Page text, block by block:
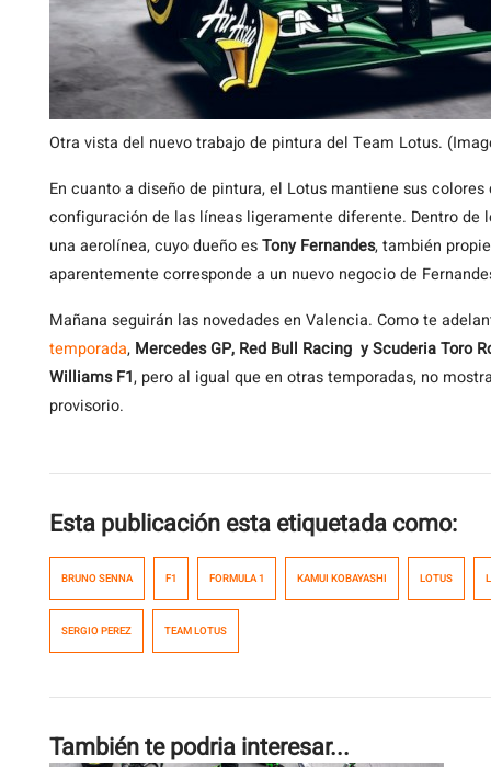
Otra vista del nuevo trabajo de pintura del Team Lotus.
En cuanto a diseño de pintura, el Lotus mantiene sus
configuración de las líneas ligeramente diferente. Dentro de
una aerolínea, cuyo dueño esTony Fernandes, también
aparentemente corresponde a un nuevo negocio de
Mañana seguirán las novedades en Valencia. Como te
temporada, Mercedes GP, Red Bull Racing y Scuderia Toro
Williams F1, pero al igual que en otras temporadas, no
provisorio.
Esta publicación esta etiquetada como:
BRUNO SENNA F1 FORMULA 1 KAMUI KOBAYASHI LOTUS
SERGIO PEREZ TEAM LOTUS
También te podria interesar...